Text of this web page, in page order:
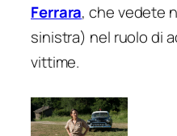
Ferrara, che vedete
sinistra) nel ruolo di
vittime.